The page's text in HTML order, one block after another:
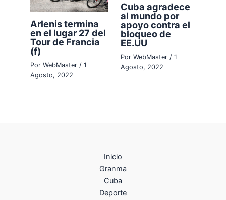
Arlenis termina
en el lugar 27 del
Tour de Francia
(f)
PorWebMaster /1
Agosto, 2022
Cuba agradece
al mundo por
apoyo contra el
bloqueo de
EE.UU
Por WebMaster / 1
Agosto, 2022
Inicio
Granma
Cuba
Deporte